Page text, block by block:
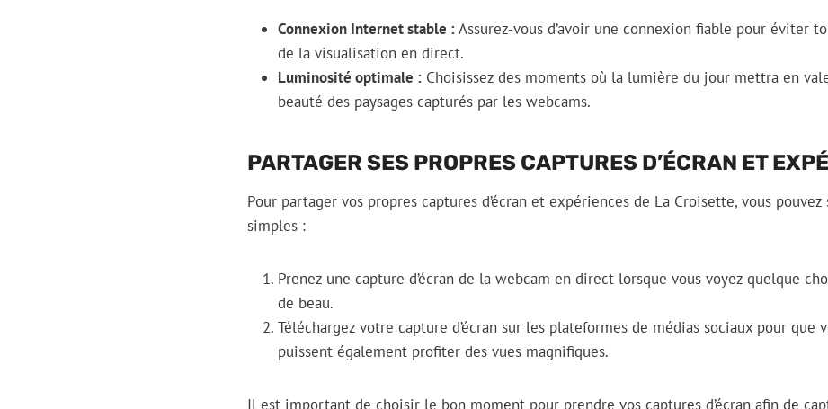
Connexion Internet stable :Assurez-vous d’avoir une connexion fiable pour éviter
de la visualisation en direct.
Luminosité optimale : Choisissez des moments où la lumière du jour mettra en
beauté des paysages capturés par les webcams.
PARTAGER SES PROPRES CAPTURES D’ÉCRAN ET
Pour partager vos propres captures d’écran et expériences de La Croisette, vous
simples :
Prenez une capture d’écran de la webcam en direct lorsque vous voyez quelque
de beau.
Téléchargez votre capture d’écran sur les plateformes de médias sociaux pour que
puissent également profiter des vues magnifiques.
Il est important de choisir le bon moment pour prendre vos captures d’écran afin de